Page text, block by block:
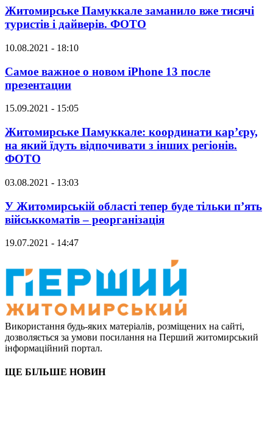
Житомирське Памуккале заманило вже тисячі
туристів і дайверів. ФОТО
10.08.2021 - 18:10
Самое важное о новом iPhone 13 после
презентации
15.09.2021 - 15:05
Житомирське Памуккале: координати кар’єру,
на який їдуть відпочивати з інших регіонів.
ФОТО
03.08.2021 - 13:03
У Житомирській області тепер буде тільки п’ять
військкоматів – реорганізація
19.07.2021 - 14:47
Використання будь-яких матеріалів, розміщених на сайті,
дозволяється за умови посилання на Перший житомирський
інформаційний портал.
ЩЕ БІЛЬШЕ НОВИН